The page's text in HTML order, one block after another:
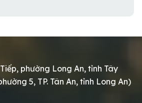
phường Long An, tỉnh Tây
5, TP. Tân An, tỉnh Long An)